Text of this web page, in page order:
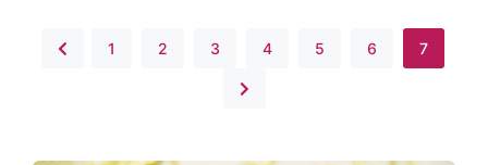
1 2 3 4 5 6 7